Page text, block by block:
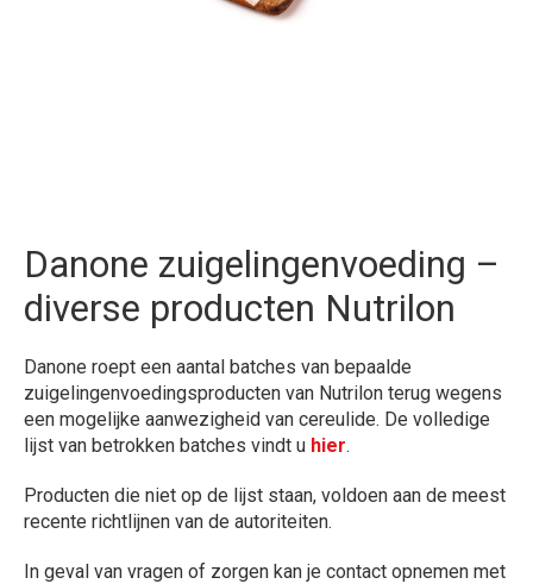
Danone zuigelingenvoeding –
diverse producten Nutrilon
Danone roept een aantal batches van bepaalde
zuigelingenvoedingsproducten van Nutrilon terug wegens
een mogelijke aanwezigheid van cereulide. De volledige
lijst van betrokken batches vindt u hier.
Producten die niet op de lijst staan, voldoen aan de meest
recente richtlijnen van de autoriteiten.
In geval van vragen of zorgen kan je contact opnemen met